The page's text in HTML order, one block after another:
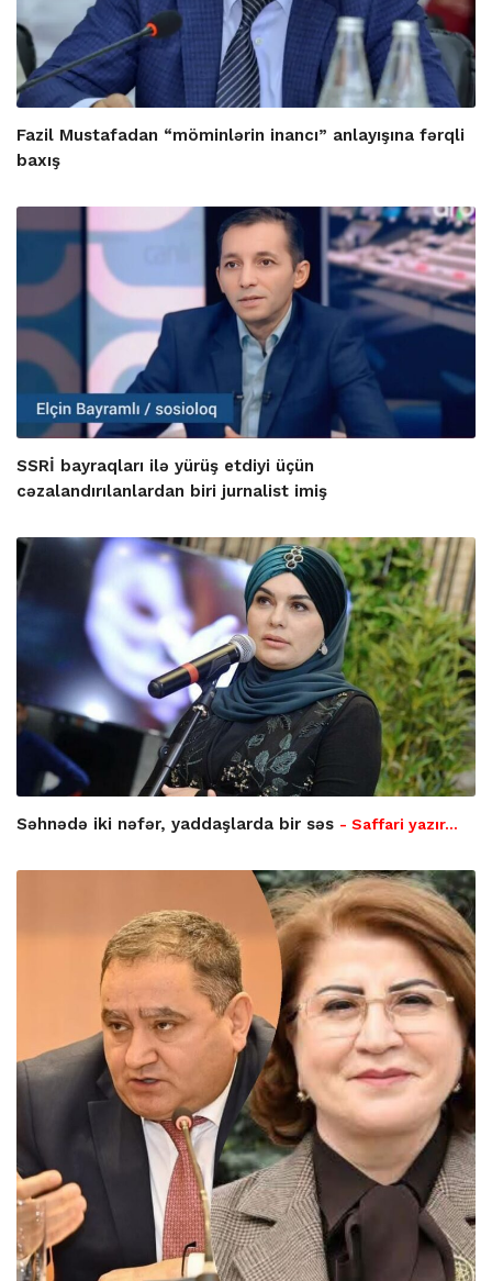
Fazil Mustafadan “möminlərin inancı” anlayışına fərqli
baxış
SSRİ bayraqları ilə yürüş etdiyi üçün
cəzalandırılanlardan biri jurnalist imiş
Səhnədə iki nəfər, yaddaşlarda bir səs - Saffari yazır…